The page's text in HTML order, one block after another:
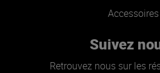
Accessoires
Suivez
Retrouvez nous sur les